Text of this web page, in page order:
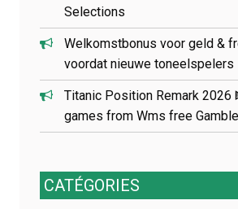
Selections
Welkomstbonus voor geld &
voordat nieuwe toneelspelers
Titanic Position Remark 2026
games from Wms free
CATÉGORIES